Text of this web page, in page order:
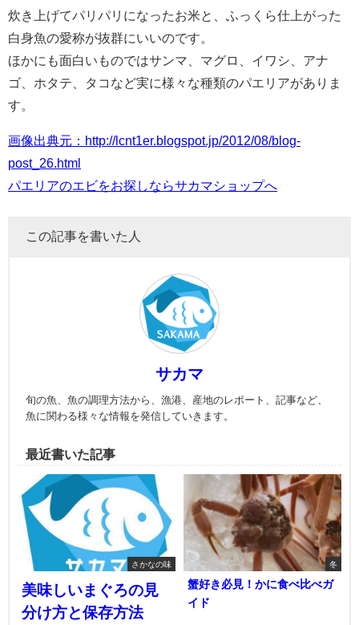
炊き上げてパリパリになったお米と、ふっくら仕上がった
白身魚の愛称が抜群にいいのです。
ほかにも面白いものではサンマ、マグロ、イワシ、アナ
ゴ、ホタテ、タコなど実に様々な種類のパエリアがありま
す。
画像出典元：http://lcnt1er.blogspot.jp/2012/08/blog-
post_26.html
パエリアのエビをお探しならサカマショップへ
この記事を書いた人
サカマ
旬の魚、魚の調理方法から、漁港、産地のレポート、記事など、
魚に関わる様々な情報を発信していきます。
最近書いた記事
さかなの味
美味しいまぐろの見
分け方と保存方法
冬
蟹好き必見！かに食べ比べガ
イド